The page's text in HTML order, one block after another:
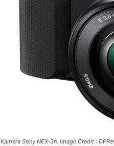
Kamera Sony NEX-3n, Image Credit :